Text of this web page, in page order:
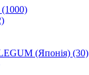
(Японія) (30)